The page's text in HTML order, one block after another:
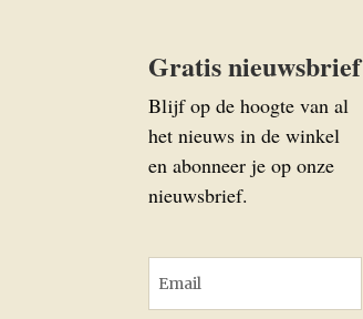
Gratis nieuwsbrief
Blijf op de hoogte van al
het nieuws in de winkel
en abonneer je op onze
nieuwsbrief.